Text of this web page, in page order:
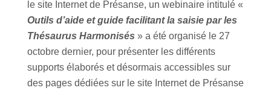
le site Internet de Présanse, un webinaire intitulé «
Outils d’aide et guide facilitant la saisie par les
Thésaurus Harmonisés » a été organisé le 27
octobre dernier, pour présenter les différents
supports élaborés et désormais accessibles sur
des pages dédiées sur le site Internet de Présanse